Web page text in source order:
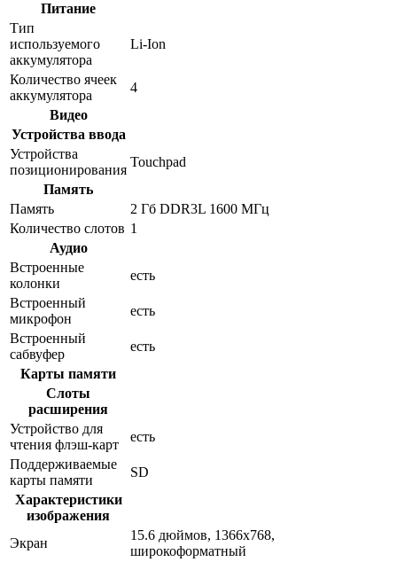
Питание
Тип
используемого
аккумулятора
Li-Ion
Количество ячеек
аккумулятора
4
Видео
Устройства ввода
Устройства
позиционирования
Touchpad
Память
Память
2 Гб DDR3L 1600 МГц
Количество слотов 1
Аудио
Встроенные
колонки
есть
Встроенный
микрофон
есть
Встроенный
сабвуфер
есть
Карты памяти
Слоты
расширения
Устройство для
чтения флэш-карт
есть
Поддерживаемые
карты памяти
SD
Характеристики
изображения
Экран
15.6 дюймов, 1366x768,
широкоформатный